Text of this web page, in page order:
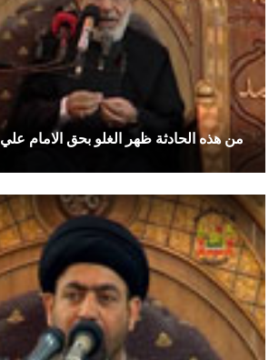
من هذه الحادثة ظهر الغلو بحق الامام علي